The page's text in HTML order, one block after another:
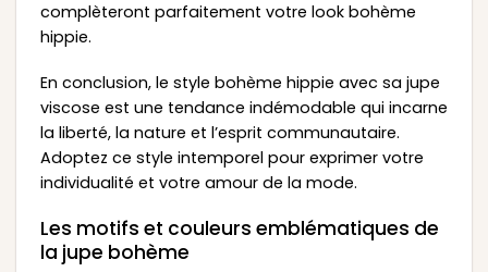
complèteront parfaitement votre look bohème
hippie.
En conclusion, le style bohème hippie avec sa jupe
viscose est une tendance indémodable qui incarne
la liberté, la nature et l’esprit communautaire.
Adoptez ce style intemporel pour exprimer votre
individualité et votre amour de la mode.
Les motifs et couleurs emblématiques de
la jupe bohème